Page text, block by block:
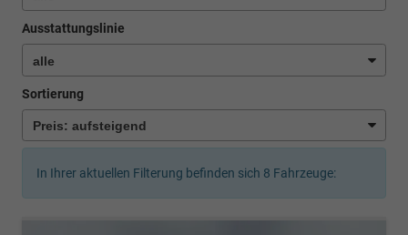
Ausstattungslinie
Sortierung
In Ihrer aktuellen Filterung befinden sich 8 Fahrzeuge: